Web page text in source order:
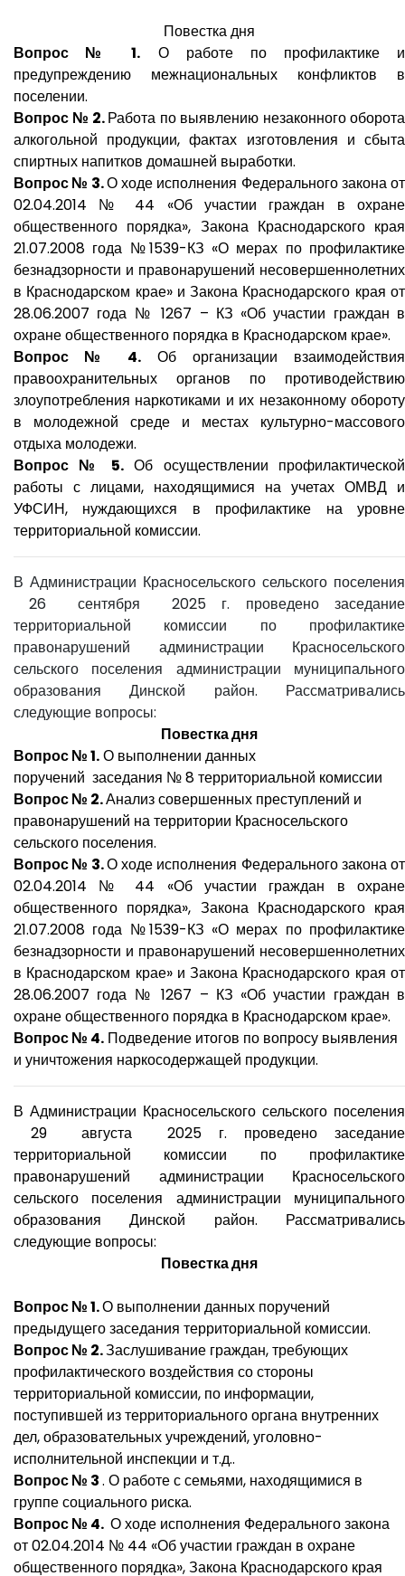
Повестка дня
Вопрос № 1. О работе по профилактике и
предупреждению межнациональных конфликтов в
поселении.
Вопрос № 2.Работа по выявлению незаконного оборота
алкогольной продукции, фактах изготовления и сбыта
спиртных напитков домашней выработки.
Вопрос № 3.О ходе исполнения Федерального закона от
02.04.2014 № 44 «Об участии граждан в охране
общественного порядка», Закона Краснодарского края
21.07.2008 года №1539-КЗ «О мерах по профилактике
безнадзорности и правонарушений несовершеннолетних
в Краснодарском крае» и Закона Краснодарского края от
28.06.2007 года № 1267 – КЗ «Об участии граждан в
охране общественного порядка в Краснодарском крае».
Вопрос № 4. Об организации взаимодействия
правоохранительных органов по противодействию
злоупотребления наркотиками и их незаконному обороту
в молодежной среде и местах культурно-массового
отдыха молодежи.
Вопрос № 5.Об осуществлении профилактической
работы с лицами, находящимися на учетах ОМВД и
УФСИН, нуждающихся в профилактике на уровне
территориальной комиссии.
В Администрации Красносельского сельского поселения
26 сентября 2025 г. проведено заседание
территориальной комиссии по профилактике
правонарушений администрации Красносельского
сельского поселения администрации муниципального
образования Динской район. Рассматривались
следующие вопросы:
Повестка дня
Вопрос № 1.О выполнении данных
поручений заседания № 8 территориальной комиссии
Вопрос № 2.Анализ совершенных преступлений и
правонарушений на территории Красносельского
сельского поселения.
Вопрос № 3.О ходе исполнения Федерального закона от
02.04.2014 № 44 «Об участии граждан в охране
общественного порядка», Закона Краснодарского края
21.07.2008 года №1539-КЗ «О мерах по профилактике
безнадзорности и правонарушений несовершеннолетних
в Краснодарском крае» и Закона Краснодарского края от
28.06.2007 года № 1267 – КЗ «Об участии граждан в
охране общественного порядка в Краснодарском крае».
Вопрос № 4. Подведение итогов по вопросу выявления
и уничтожения наркосодержащей продукции.
В Администрации Красносельского сельского поселения
29 августа 2025 г. проведено заседание
территориальной комиссии по профилактике
правонарушений администрации Красносельского
сельского поселения администрации муниципального
образования Динской район. Рассматривались
следующие вопросы:
Повестка дня
Вопрос № 1.О выполнении данных поручений
предыдущего заседания территориальной комиссии.
Вопрос № 2.Заслушивание граждан, требующих
профилактического воздействия со стороны
территориальной комиссии, по информации,
поступившей из территориального органа внутренних
дел, образовательных учреждений, уголовно-
исполнительной инспекции и т.д..
Вопрос № 3. О работе с семьями, находящимися в
группе социального риска.
Вопрос № 4. О ходе исполнения Федерального закона
от 02.04.2014 № 44 «Об участии граждан в охране
общественного порядка», Закона Краснодарского края